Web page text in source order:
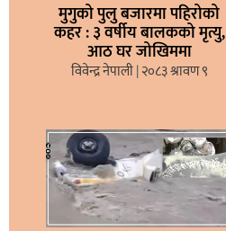
मुगुको पुलु बजारमा पहिरोको
कहर : ३ वर्षीय बालकको मृत्यु,
आठ घर जोखिममा
विवेन्द्र नेपाली २०८३ श्रावण ९